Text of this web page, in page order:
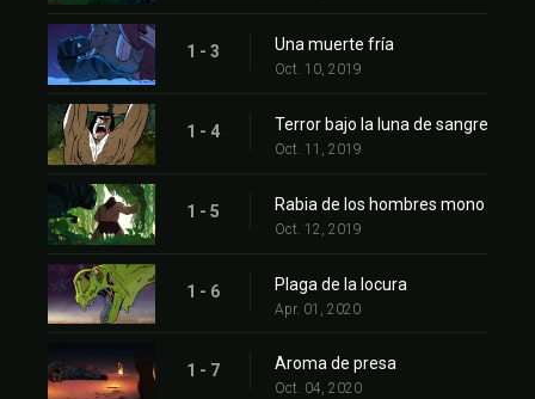
1 - 3 Una muerte fría
Oct. 10, 2019
1 - 4 Terror bajo la luna de sangre
Oct. 11, 2019
1 - 5 Rabia de los hombres mono
Oct. 12, 2019
1 - 6 Plaga de la locura
Apr. 01, 2020
1 - 7 Aroma de presa
Oct. 04, 2020